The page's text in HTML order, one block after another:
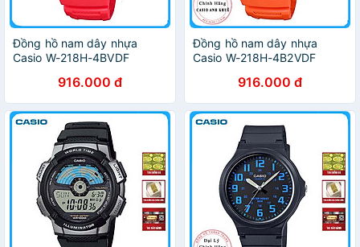
Đồng hồ nam dây nhựa
Casio W-218H-4BVDF
916.000 đ
Đồng hồ nam dây nhựa
Casio W-218H-4B2VDF
916.000 đ